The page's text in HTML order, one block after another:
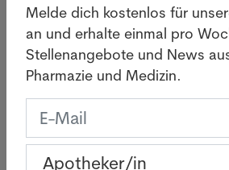
getestet wurden.
Quelle: SDA / Keystone -
Bilder: Adobe Stock/© 2022
Gesucht
Apotheker/in in Zürich
Melde dich kostenlos für
an und erhalte einmal pro
Stellenangebote und News
Pharmazie und Medizin.